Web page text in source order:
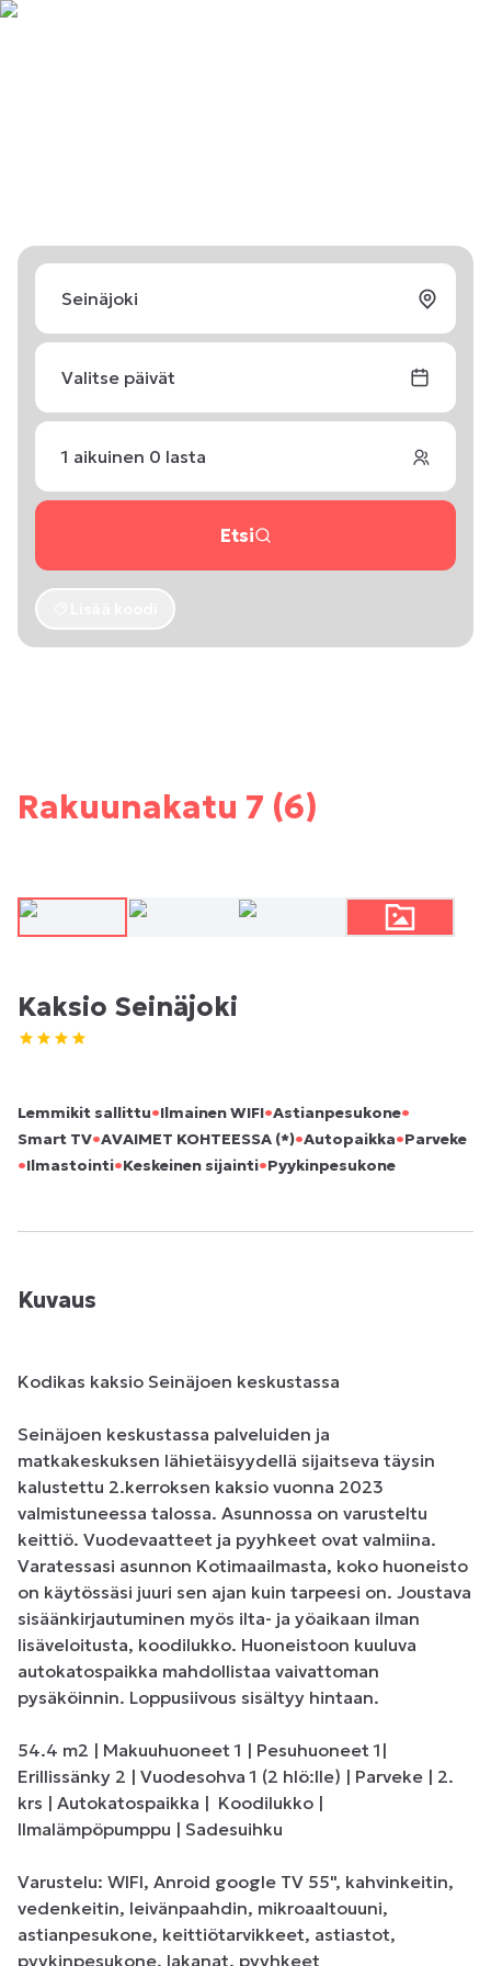
Valitse päivät
1 aikuinen 0 lasta
Etsi
Rakuunakatu 7 (6)
Kaksio Seinäjoki
Lemmikit sallittu•Ilmainen WIFI•Astianpesukone•
Smart TV•AVAIMET KOHTEESSA (*)•Autopaikka•Parveke
•Ilmastointi•Keskeinen sijainti•Pyykinpesukone
Kuvaus
Kodikas kaksio Seinäjoen keskustassa
Seinäjoen keskustassa palveluiden ja
matkakeskuksen lähietäisyydellä sijaitseva täysin
kalustettu 2.kerroksen kaksio vuonna 2023
valmistuneessa talossa. Asunnossa on varusteltu
keittiö. Vuodevaatteet ja pyyhkeet ovat valmiina.
Varatessasi asunnon Kotimaailmasta, koko huoneisto
on käytössäsi juuri sen ajan kuin tarpeesi on. Joustava
sisäänkirjautuminen myös ilta- ja yöaikaan ilman
lisäveloitusta, koodilukko. Huoneistoon kuuluva
autokatospaikka mahdollistaa vaivattoman
pysäköinnin. Loppusiivous sisältyy hintaan.
54.4 m2 | Makuuhuoneet 1 | Pesuhuoneet 1|
Erillissänky 2 | Vuodesohva 1 (2 hlö:lle) | Parveke | 2.
krs | Autokatospaikka |  Koodilukko |
Ilmalämpöpumppu | Sadesuihku
Varustelu: WIFI, Anroid google TV 55", kahvinkeitin,
vedenkeitin, leivänpaahdin, mikroaaltouuni,
astianpesukone, keittiötarvikkeet, astiastot,
pyykinpesukone, lakanat, pyyhkeet